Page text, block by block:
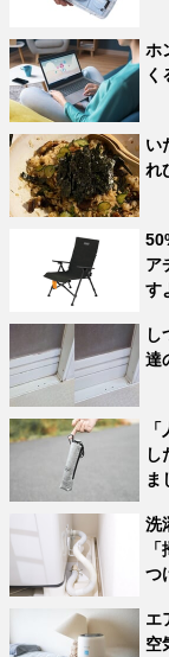
ホ
く
い
れ
ア
す
し
達
し
ま
洗
つ
エ
空